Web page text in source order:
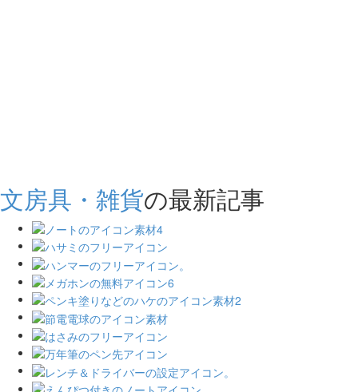
文房具・雑貨の最新記事